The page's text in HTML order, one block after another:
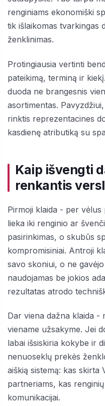
renginiams ekonomiški
tik išlaikomas tvarkingas
ženklinimas.
Protingiausia vertinti
pateikimą, terminą ir
duoda ne brangesnis
asortimentas.
rinktis reprezentacines
kasdienę atributiką su
Kaip išvengti
renkantis
Pirmoji klaida - per vėlus
lieka iki renginio ar
pasirinkimas, o skubūs
kompromisiniai. Antroji
savo skoniui, o ne
naudojamas be jokios
rezultatas atrodo
Dar viena dažna klaida -
viename užsakyme. Jei
labai išsiskiria kokybe ir
nenuoseklų prekės
aiškią sistemą: kas skirta
partneriams, kas
komunikacijai.